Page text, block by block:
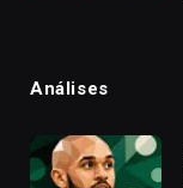
Análises